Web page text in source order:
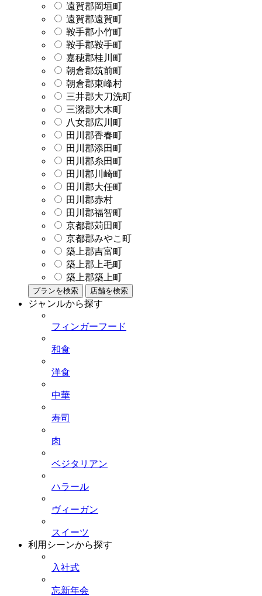
遠賀郡岡垣町
遠賀郡遠賀町
鞍手郡小竹町
鞍手郡鞍手町
嘉穂郡桂川町
朝倉郡筑前町
朝倉郡東峰村
三井郡大刀洗町
三潴郡大木町
八女郡広川町
田川郡香春町
田川郡添田町
田川郡糸田町
田川郡川崎町
田川郡大任町
田川郡赤村
田川郡福智町
京都郡苅田町
京都郡みやこ町
築上郡吉富町
築上郡上毛町
築上郡築上町
プランを検索 店舗を検索
ジャンルから探す
フィンガーフード
和食
洋食
中華
寿司
肉
ベジタリアン
ハラール
ヴィーガン
スイーツ
利用シーンから探す
入社式
忘新年会